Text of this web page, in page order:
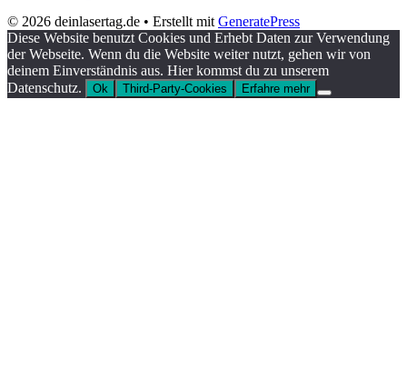
© 2026 deinlasertag.de • Erstellt mit GeneratePress
Diese Website benutzt Cookies und Erhebt Daten zur Verwendung
der Webseite. Wenn du die Website weiter nutzt, gehen wir von
deinem Einverständnis aus. Hier kommst du zu unserem
Datenschutz.
Ok Third-Party-Cookies Erfahre mehr